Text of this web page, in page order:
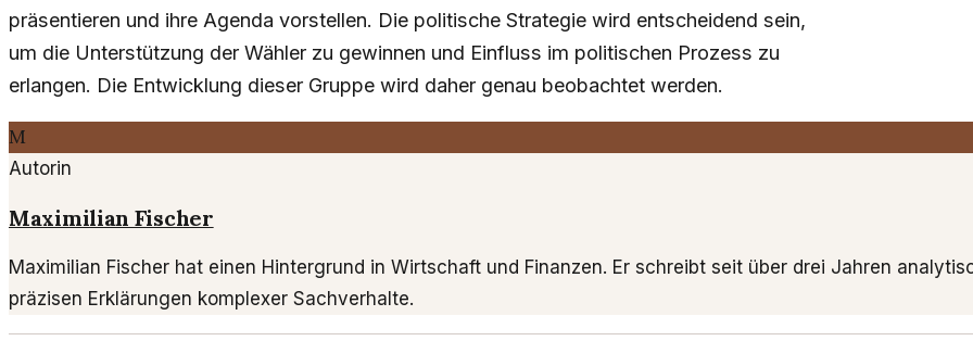
präsentieren und ihre Agenda vorstellen. Die politische Strategie wird entscheidend sein,
um die Unterstützung der Wähler zu gewinnen und Einfluss im politischen Prozess zu
erlangen. Die Entwicklung dieser Gruppe wird daher genau beobachtet werden.
M
Autorin
Maximilian Fischer
Maximilian Fischer hat einen Hintergrund in Wirtschaft und Finanzen. Er schreibt seit über drei Jahren
präzisen Erklärungen komplexer Sachverhalte.